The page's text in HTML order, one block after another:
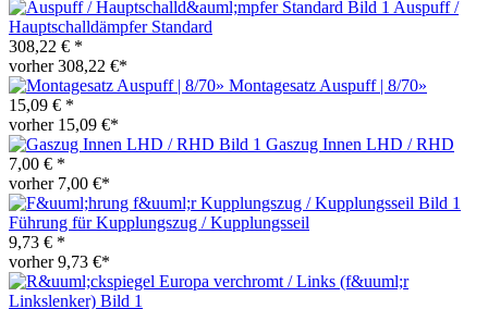
Auspuff /
Hauptschalldämpfer Standard
308,22 € *
vorher 308,22 €*
Montagesatz Auspuff | 8/70»
15,09 € *
vorher 15,09 €*
Gaszug Innen LHD / RHD
7,00 € *
vorher 7,00 €*
Führung für Kupplungszug / Kupplungsseil
9,73 € *
vorher 9,73 €*